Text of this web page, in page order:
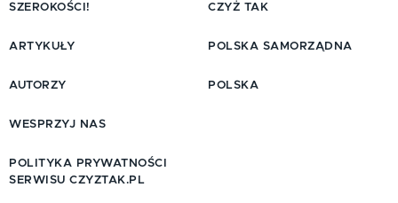
SZEROKOŚCI!
ARTYKUŁY
AUTORZY
CZYŻ TAK
POLSKA SAMORZĄDNA
POLSKA
WESPRZYJ NAS
POLITYKA PRYWATNOŚCI
SERWISU CZYZTAK.PL